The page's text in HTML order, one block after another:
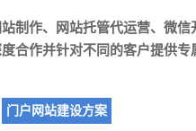
站制作、 网站托管代运营、 微信
合作并针对不同的客户提供专
门户网站建设方案